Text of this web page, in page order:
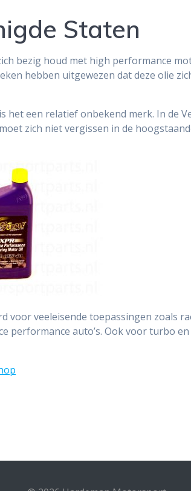
Staten
bezig houd met high performance
hebben uitgewezen dat deze olie
het een relatief onbekend merk. In de
zich niet vergissen in de
veeleisende toepassingen zoals
performance auto’s. Ook voor turbo